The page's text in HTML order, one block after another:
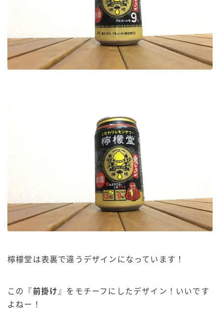
檸檬堂は表裏で違うデザインになっています！
この『前掛け 』をモチーフにしたデザイン！いいです
よねー！